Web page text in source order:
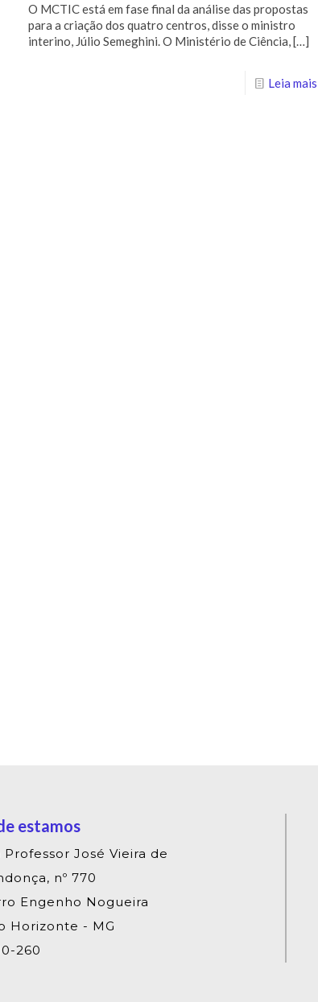
O MCTIC está em fase final da análise das propostas
para a criação dos quatro centros, disse o ministro
interino, Júlio Semeghini. O Ministério de Ciência,[…]
Leia mais
estamos
Professor José Vieira de
nº 770
Engenho Nogueira
Horizonte - MG
260